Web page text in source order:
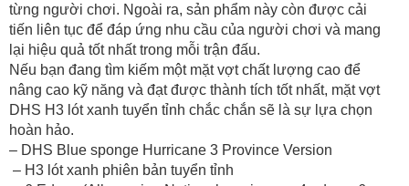
từng người chơi. Ngoài ra, sản phẩm này còn được cải
tiến liên tục để đáp ứng nhu cầu của người chơi và mang
lại hiệu quả tốt nhất trong mỗi trận đấu.
Nếu bạn đang tìm kiếm một mặt vợt chất lượng cao để
nâng cao kỹ năng và đạt được thành tích tốt nhất, mặt vợt
DHS H3 lót xanh tuyển tỉnh chắc chắn sẽ là sự lựa chọn
hoàn hảo.
– DHS Blue sponge Hurricane 3 Province Version
– H3 lót xanh phiên bản tuyển tỉnh